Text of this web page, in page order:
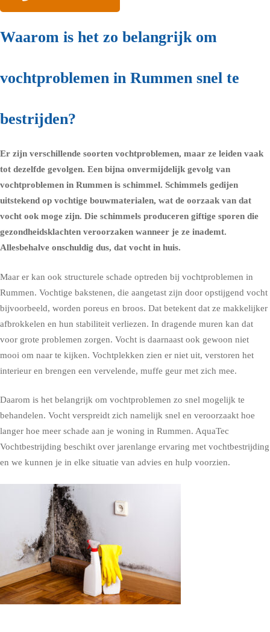
Waarom is het zo belangrijk om
vochtproblemen in Rummen snel te
bestrijden?
Er zijn verschillende soorten vochtproblemen, maar ze leiden vaak
tot dezelfde gevolgen. Een bijna onvermijdelijk gevolg van
vochtproblemen in Rummen is schimmel. Schimmels gedijen
uitstekend op vochtige bouwmaterialen, wat de oorzaak van dat
vocht ook moge zijn. Die schimmels produceren giftige sporen die
gezondheidsklachten veroorzaken wanneer je ze inademt.
Allesbehalve onschuldig dus, dat vocht in huis.
Maar er kan ook structurele schade optreden bij vochtproblemen in
Rummen. Vochtige bakstenen, die aangetast zijn door opstijgend vocht
bijvoorbeeld, worden poreus en broos. Dat betekent dat ze makkelijker
afbrokkelen en hun stabiliteit verliezen. In dragende muren kan dat
voor grote problemen zorgen. Vocht is daarnaast ook gewoon niet
mooi om naar te kijken. Vochtplekken zien er niet uit, verstoren het
interieur en brengen een vervelende, muffe geur met zich mee.
Daarom is het belangrijk om vochtproblemen zo snel mogelijk te
behandelen. Vocht verspreidt zich namelijk snel en veroorzaakt hoe
langer hoe meer schade aan je woning in Rummen. AquaTec
Vochtbestrijding beschikt over jarenlange ervaring met vochtbestrijding
en we kunnen je in elke situatie van advies en hulp voorzien.